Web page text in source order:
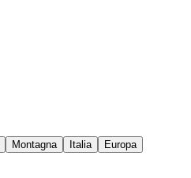
Montagna Italia
Europa